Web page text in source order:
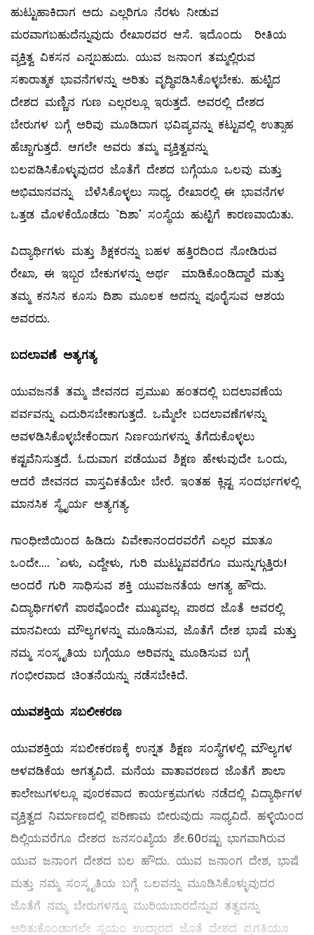
ಹುಟ್ಟುಹಾಕಿದಾಗ ಅದು ಎಲ್ಲರಿಗೂ ನೆರಳು ನೀಡುವ
ಮರವಾಗಬಹುದೆನ್ನುವುದು ರೇಖಾರವರ ಆಸೆ. ಇದೊಂದು ರೀತಿಯ
ವ್ಯಕ್ತಿತ್ವ ವಿಕಸನ ಎನ್ನಬಹುದು. ಯುವ ಜನಾಂಗ ತಮ್ಮಲ್ಲಿರುವ
ಸಕಾರಾತ್ಮಕ ಭಾವನೆಗಳನ್ನು ಅರಿತು ವೃದ್ಧಿಪಡಿಸಿಕೊಳ್ಳಬೇಕು. ಹುಟ್ಟಿದ
ದೇಶದ ಮಣ್ಣಿನ ಗುಣ ಎಲ್ಲರಲ್ಲೂ ಇರುತ್ತದೆ. ಅವರಲ್ಲಿ ದೇಶದ
ಬೇರುಗಳ ಬಗ್ಗೆ ಅರಿವು ಮೂಡಿದಾಗ ಭವಿಷ್ಯವನ್ನು ಕಟ್ಟುವಲ್ಲಿ ಉತ್ಸಾಹ
ಹೆಚ್ಚಾಗುತ್ತದೆ. ಆಗಲೇ ಅವರು ತಮ್ಮ ವ್ಯಕ್ತಿತ್ವವನ್ನು
ಬಲಪಡಿಸಿಕೊಳ್ಳುವುದರ ಜೊತೆಗೆ ದೇಶದ ಬಗ್ಗೆಯೂ ಒಲವು ಮತ್ತು
ಅಭಿಮಾನವನ್ನು ಬೆಳೆಸಿಕೊಳ್ಳಲು ಸಾಧ್ಯ. ರೇಖಾರಲ್ಲಿ ಈ ಭಾವನೆಗಳ
ಒತ್ತಡ ಮೊಳಕೆಯೊಡೆದು `ದಿಶಾ' ಸಂಸ್ಥೆಯ ಹುಟ್ಟಿಗೆ ಕಾರಣವಾಯಿತು.
ವಿದ್ಯಾರ್ಥಿಗಳು ಮತ್ತು ಶಿಕ್ಷಕರನ್ನು ಬಹಳ ಹತ್ತಿರದಿಂದ ನೋಡಿರುವ
ರೇಖಾ, ಈ ಇಬ್ಬರ ಬೇಕುಗಳನ್ನು ಅರ್ಥ ಮಾಡಿಕೊಂಡಿದ್ದಾರೆ ಮತ್ತು
ತಮ್ಮ ಕನಸಿನ ಕೂಸು ದಿಶಾ ಮೂಲಕ ಅದನ್ನು ಪೂರೈಸುವ ಆಶಯ
ಅವರದು.
ಬದಲಾವಣೆ ಅತ್ಯಗತ್ಯ
ಯುವಜನತೆ ತಮ್ಮ ಜೀವನದ ಪ್ರಮುಖ ಹಂತದಲ್ಲಿ ಬದಲಾವಣೆಯ
ಪರ್ವವನ್ನು ಎದುರಿಸಬೇಕಾಗುತ್ತದೆ. ಒಮ್ಮೆಲೇ ಬದಲಾವಣೆಗಳನ್ನು
ಅವಳಡಿಸಿಕೊಳ್ಳಬೇಕೆಂದಾಗ ನಿರ್ಣಯಗಳನ್ನು ತೆಗೆದುಕೊಳ್ಳಲು
ಕಷ್ಟವೆನಿಸುತ್ತದೆ. ಓದುವಾಗ ಪಡೆಯುವ ಶಿಕ್ಷಣ ಹೇಳುವುದೇ ಒಂದು,
ಆದರೆ ಜೀವನದ ವಾಸ್ತವಿಕತೆಯೇ ಬೇರೆ. ಇಂತಹ ಕ್ಲಿಷ್ಟ ಸಂದರ್ಭಗಳಲ್ಲಿ
ಮಾನಸಿಕ ಸ್ಥೈರ್ಯ ಅತ್ಯಗತ್ಯ.
ಗಾಂಧೀಜಿಯಿಂದ ಹಿಡಿದು ವಿವೇಕಾನಂದರವರೆಗೆ ಎಲ್ಲರ ಮಾತೂ
ಒಂದೇ.... `ಏಳು, ಎದ್ದೇಳು, ಗುರಿ ಮುಟ್ಟುವವರೆಗೂ ಮುನ್ನುಗ್ಗುತ್ತಿರು!
ಅಂದರೆ ಗುರಿ ಸಾಧಿಸುವ ಶಕ್ತಿ ಯುವಜನತೆಯ ಅಗತ್ಯ ಹೌದು.
ವಿದ್ಯಾರ್ಥಿಗಳಿಗೆ ಪಾಠವೊಂದೇ ಮುಖ್ಯವಲ್ಲ. ಪಾಠದ ಜೊತೆ ಅವರಲ್ಲಿ
ಮಾನವೀಯ ಮೌಲ್ಯಗಳನ್ನು ಮೂಡಿಸುವ, ಜೊತೆಗೆ ದೇಶ ಭಾಷೆ ಮತ್ತು
ನಮ್ಮ ಸಂಸ್ಕೃತಿಯ ಬಗ್ಗೆಯೂ ಅರಿವನ್ನು ಮೂಡಿಸುವ ಬಗ್ಗೆ
ಗಂಭೀರವಾದ ಚಿಂತನೆಯನ್ನು ನಡೆಸಬೇಕಿದೆ.
ಯುವಶಕ್ತಿಯ ಸಬಲೀಕರಣ
ಯುವಶಕ್ತಿಯ ಸಬಲೀಕರಣಕ್ಕೆ ಉನ್ನತ ಶಿಕ್ಷಣ ಸಂಸ್ಥೆಗಳಲ್ಲಿ ಮೌಲ್ಯಗಳ
ಅಳವಡಿಕೆಯ ಅಗತ್ಯವಿದೆ. ಮನೆಯ ವಾತಾವರಣದ ಜೊತೆಗೆ ಶಾಲಾ
ಕಾಲೇಜುಗಳಲ್ಲೂ ಪೂರಕವಾದ ಕಾರ್ಯಕ್ರಮಗಳು ನಡೆದಲ್ಲಿ ವಿದ್ಯಾರ್ಥಿಗಳ
ವ್ಯಕ್ತಿತ್ವದ ನಿರ್ಮಾಣದಲ್ಲಿ ಪರಿಣಾಮ ಬೀರುವುದು ಸಾಧ್ಯವಿದೆ. ಹಳ್ಳಿಯಿಂದ
ದಿಲ್ಲಿಯವರೆಗೂ ದೇಶದ ಜನಸಂಖ್ಯೆಯ ಶೇ.60ರಷ್ಟು ಭಾಗವಾಗಿರುವ
ಯುವ ಜನಾಂಗ ದೇಶದ ಬಲ ಹೌದು. ಯುವ ಜನಾಂಗ ದೇಶ, ಭಾಷೆ
ಮತ್ತು ನಮ್ಮ ಸಂಸ್ಕೃತಿಯ ಬಗ್ಗೆ ಒಲವನ್ನು ಮೂಡಿಸಿಕೊಳ್ಳುವುದರ
ಜೊತೆಗೆ ನಮ್ಮ ಬೇರುಗಳನ್ನೂ ಮುರಿಯಬಾರದೆನ್ನುವ ತತ್ವವನ್ನು
ಅರಿತುಕೊಂಡಾಗಲೇ ಸ್ವಯಂ ಉದ್ಧಾರದ ಜೊತೆ ದೇಶದ ಪ್ರಗತಿಯೂ